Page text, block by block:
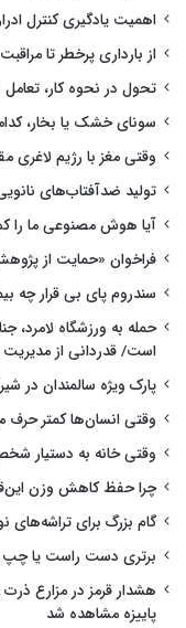
اهمیت یادگیری کنترل ادرار
از بارداری پرخطر تا
تحول در نحوه کار،
سونای خشک یا بخار،
وقتی مغز با رژیم لاغری
تولید ضدآفتاب‌های
آیا هوش مصنوعی ما را
فراخوان «حمایت از
سندروم پای بی قرار چه
حمله به ورزشگاه لامرد،
است/ قدردانی از
پارک ویژه سالمندان در
وقتی انسان‌ها کمتر حرف
وقتی خانه به دستیار
چرا حفظ کاهش وزن
گام بزرگ برای
برتری دست راست یا چپ
هشدار قرمز در مزارع
پاییزه مشاهده شد